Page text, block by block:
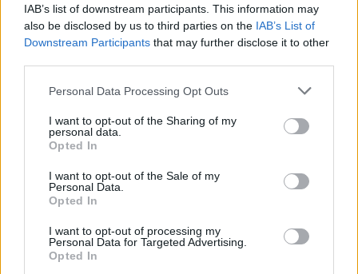
IAB’s list of downstream participants. This information may
also be disclosed by us to third parties on the IAB’s List of
Downstream Participants that may further disclose it to other
Please note that this website/app uses one or more Google
not limited to your visit or usage behaviour. You may click to
grant or deny consent to Google and its third-party tags to
use your data for below specified purposes in below Google
consent section.
Personal Data Processing Opt Outs
I want to opt-out of the Sharing of my
personal data.
Opted In
I want to opt-out of the Sale of my
Personal Data.
Opted In
I want to opt-out of processing my
Personal Data for Targeted Advertising.
Opted In
καθολική, αυστηρή και χωρίς εξαιρέσεις.».
ΔΙΑΦΗΜΙΣΗ